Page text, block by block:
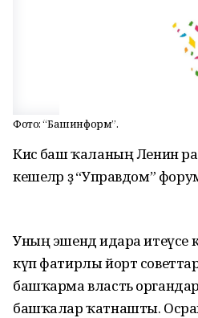
Фото: “Башинформ”.
Кисә баш ҡаланың Ленин
кешеләр ҙә “Управдом”
Уның эшендә идара
күп фатирлы йорт
башҡарма власть
башҡалар ҡатнашты.